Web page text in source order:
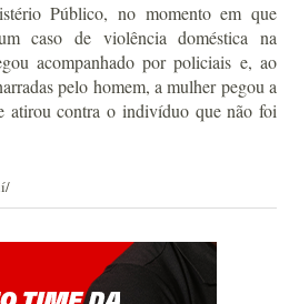
Público, no momento em que
caso de violência doméstica na
acompanhado por policiais e, ao
pelo homem, a mulher pegou a
atirou contra o indivíduo que não foi